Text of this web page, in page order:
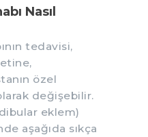
Nasıl
tedavisi,
özel
değişebilir.
eklem)
aşağıda sıkça